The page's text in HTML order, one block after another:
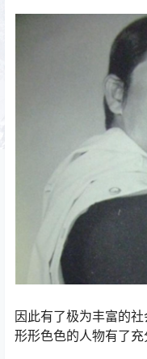
因此有了极为丰富的
形形色色的人物有了充